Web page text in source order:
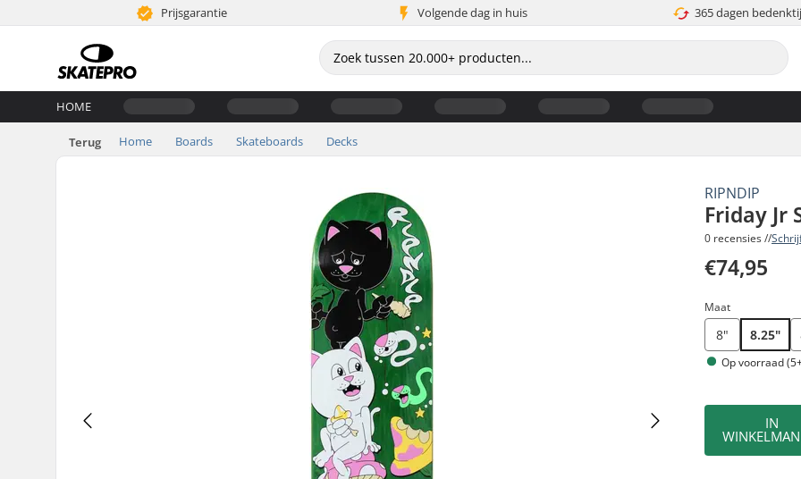
Prijsgarantie Volgende dag in huis 365 dagen
HOME
Terug Home Boards Skateboards Decks
RIPNDIP
Friday Jr
0 recensies //
€74,95
Maat
8" 8.25"
Op voorraad
IN